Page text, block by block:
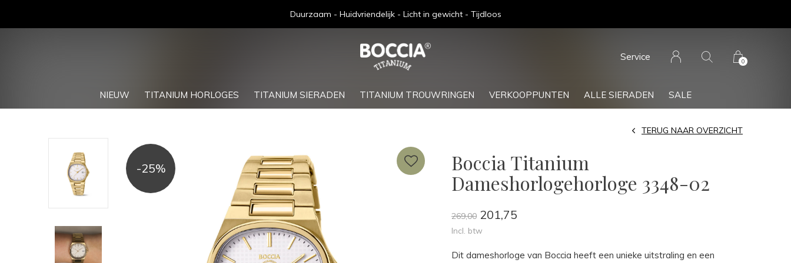
NIEUW TITANIUM HORLOGES TITANIUM SIERADEN TITANIUM TROUWRINGEN VERKOOPPUNTEN ALLE SIERADEN SALE
Service 0
Gratis verzending bij bestellingen boven de €75,-
-25%
Boccia Titanium
Dameshorlogehorloge 3348-02
TERUG NAAR OVERZICHT
269,00 201,75
Incl. btw
Dit dameshorloge van Boccia heeft een unieke uitstraling en een